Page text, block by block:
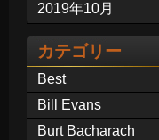
2019年10月
カテゴリー
Best
Bill Evans
Burt Bacharach